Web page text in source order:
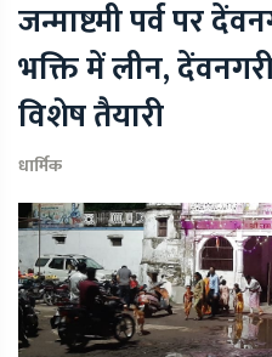
जन्माष्टमी पर्व पर
भक्ति में लीन,
विशेष तैयारी
धार्मिक